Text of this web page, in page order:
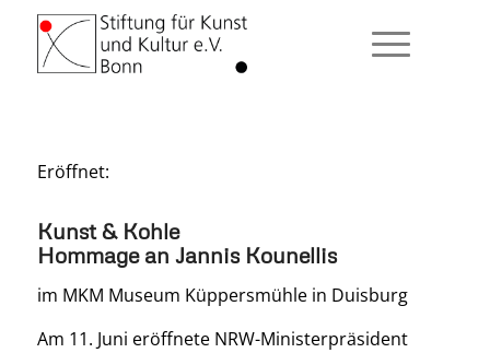
Eröffnet:
Kunst & Kohle
Hommage an Jannis Kounellis
im MKM Museum Küppersmühle in Duisburg
Am 11. Juni eröffnete NRW-Ministerpräsident